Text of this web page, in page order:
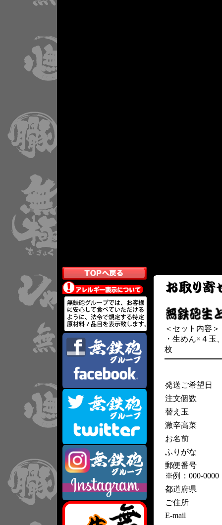
＜セット内容＞
・生めん×４玉
枚
発送ご希望日
注文個数
替え玉
激辛高菜
お名前
ふりがな
郵便番号
※例：000-0000
都道府県
ご住所
E-mail